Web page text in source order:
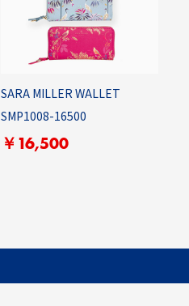
SARA MILLER WALLET
SMP1008-16500
￥16,500